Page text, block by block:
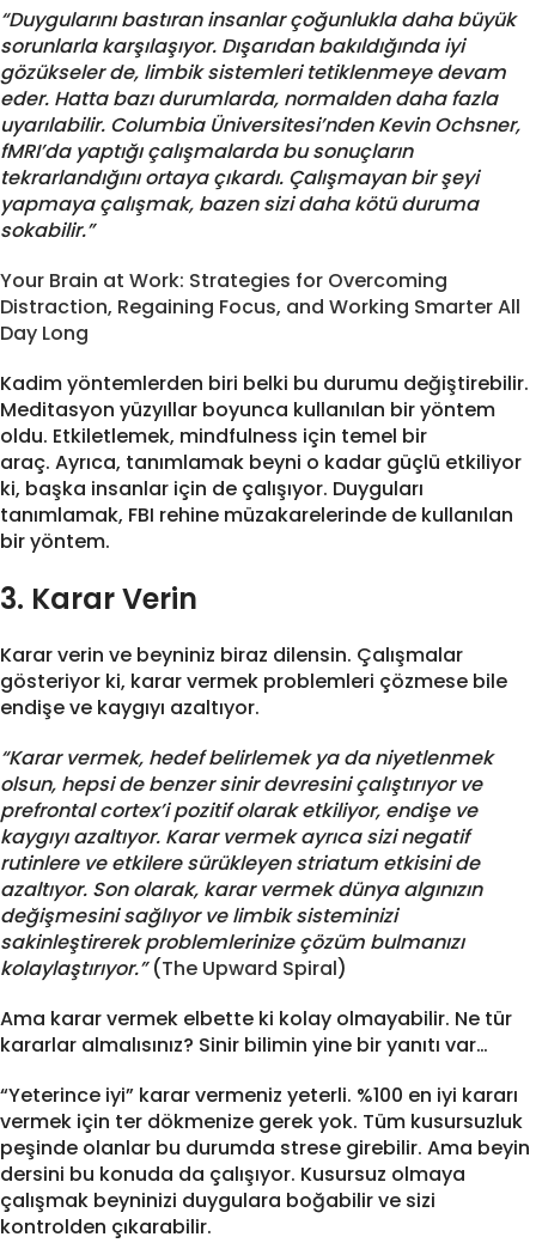
“Duygularını bastıran insanlar çoğunlukla daha büyük
sorunlarla karşılaşıyor. Dışarıdan bakıldığında iyi
gözükseler de, limbik sistemleri tetiklenmeye devam
eder. Hatta bazı durumlarda, normalden daha fazla
uyarılabilir. Columbia Üniversitesi’nden Kevin Ochsner,
fMRI’da yaptığı çalışmalarda bu sonuçların
tekrarlandığını ortaya çıkardı. Çalışmayan bir şeyi
yapmaya çalışmak, bazen sizi daha kötü duruma
sokabilir.”
Your Brain at Work: Strategies for Overcoming
Distraction, Regaining Focus, and Working Smarter All
Day Long
Kadim yöntemlerden biri belki bu durumu değiştirebilir.
Meditasyon yüzyıllar boyunca kullanılan bir yöntem
oldu. Etkiletlemek, mindfulness için temel bir
araç. Ayrıca, tanımlamak beyni o kadar güçlü etkiliyor
ki, başka insanlar için de çalışıyor. Duyguları
tanımlamak, FBI rehine müzakarelerinde de kullanılan
bir yöntem.
3. Karar Verin
Karar verin ve beyniniz biraz dilensin. Çalışmalar
gösteriyor ki, karar vermek problemleri çözmese bile
endişe ve kaygıyı azaltıyor.
“Karar vermek, hedef belirlemek ya da niyetlenmek
olsun, hepsi de benzer sinir devresini çalıştırıyor ve
prefrontal cortex’i pozitif olarak etkiliyor, endişe ve
kaygıyı azaltıyor. Karar vermek ayrıca sizi negatif
rutinlere ve etkilere sürükleyen striatum etkisini de
azaltıyor. Son olarak, karar vermek dünya algınızın
değişmesini sağlıyor ve limbik sisteminizi
sakinleştirerek problemlerinize çözüm bulmanızı
kolaylaştırıyor.”(The Upward Spiral)
Ama karar vermek elbette ki kolay olmayabilir. Ne tür
kararlar almalısınız? Sinir bilimin yine bir yanıtı var…
“Yeterince iyi” karar vermeniz yeterli. %100 en iyi kararı
vermek için ter dökmenize gerek yok. Tüm kusursuzluk
peşinde olanlar bu durumda strese girebilir. Ama beyin
dersini bu konuda da çalışıyor. Kusursuz olmaya
çalışmak beyninizi duygulara boğabilir ve sizi
kontrolden çıkarabilir.